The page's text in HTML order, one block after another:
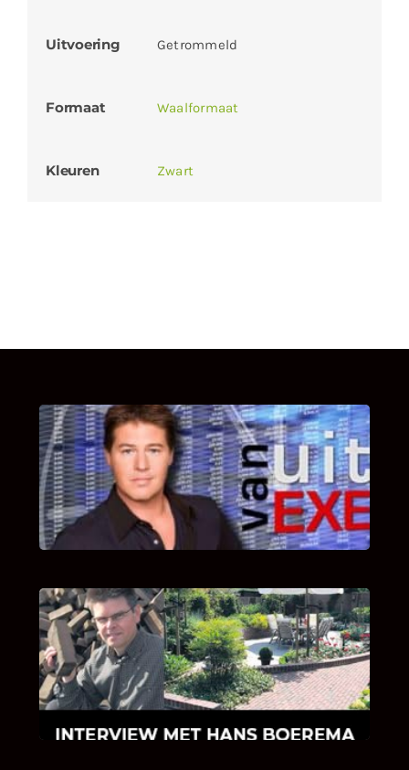
Uitvoering Getrommeld
Formaat Waalformaat
Kleuren Zwart
UITSTEL VAN EXECUTIE
Bekijk hier de fragmenten van de deelname
van Bricks and Stones aan dit programma.
INTERVIEW MET HANS BOEREMA
Hoe Bricks and Stones ontstaan is en wat
Hans Boerema motiveert in de wereld van
klinkers en tegels!